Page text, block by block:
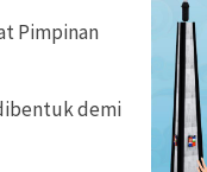
Pimpinan
demi